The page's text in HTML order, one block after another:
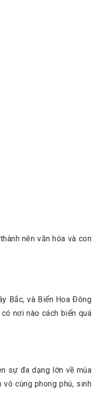
nên văn hóa và con
Bắc, và Biển Hoa Đông
nơi nào cách biển quá
sự đa dạng lớn về mùa
cùng phong phú, sinh